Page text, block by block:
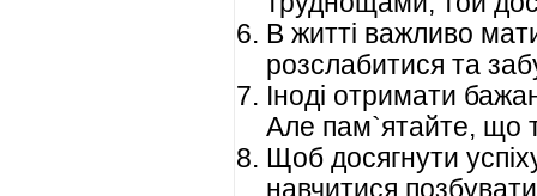
В житті важливо
розслабитися та
Іноді отримати
Але пам`ятайте, що
Щоб досягнути
навчитися